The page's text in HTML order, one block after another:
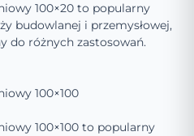
100×20 to popularny
budowlanej i przemysłowej,
do różnych zastosowań.
100×100
100×100 to popularny